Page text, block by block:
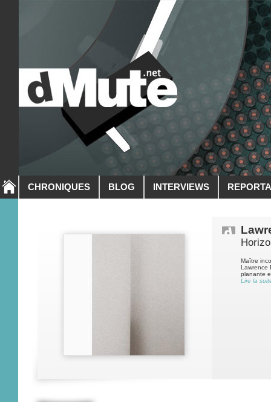
CHRONIQUES BLOG INTERVIEWS
Maître
Lawrence
planante
Lire la